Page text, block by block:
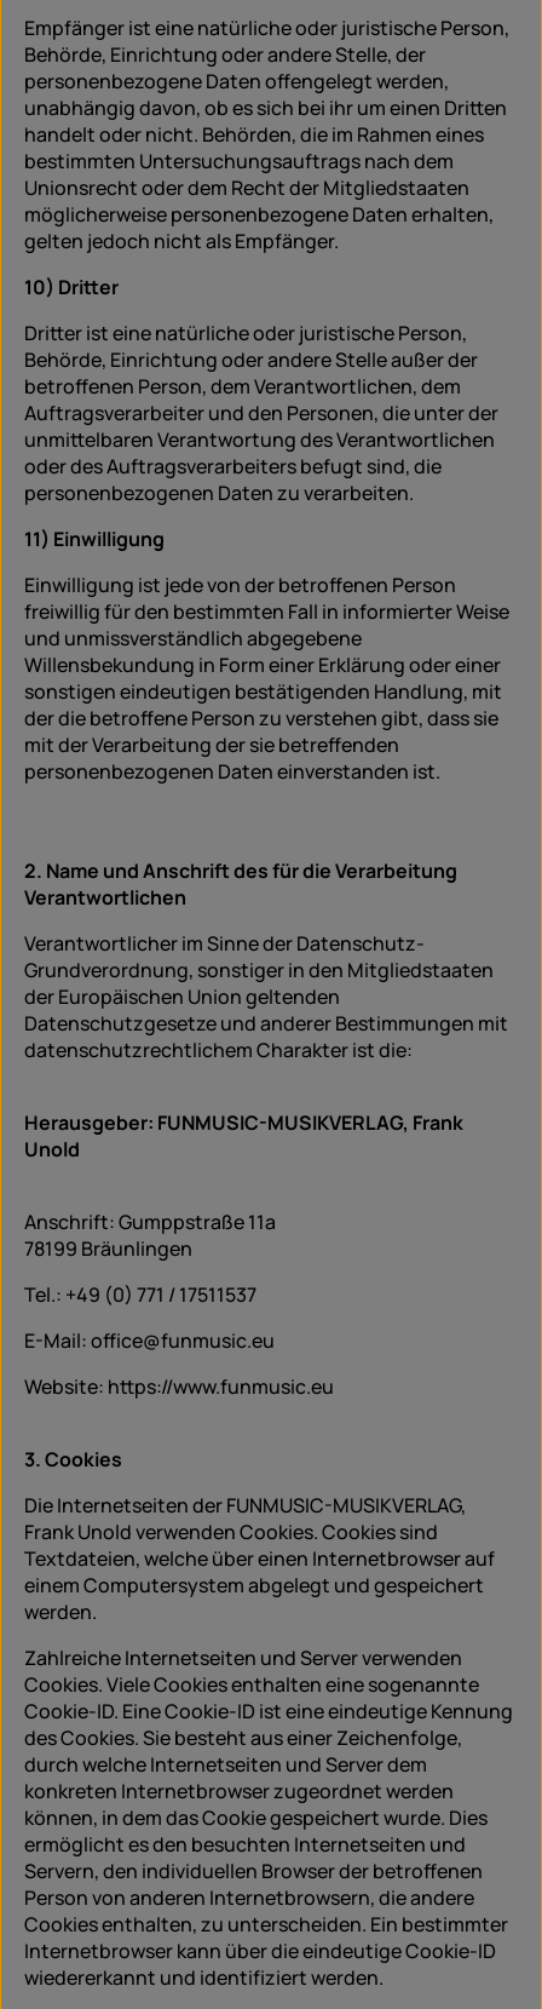
Empfänger ist eine natürliche oder juristische Person,
Behörde, Einrichtung oder andere Stelle, der
personenbezogene Daten offengelegt werden,
unabhängig davon, ob es sich bei ihr um einen Dritten
handelt oder nicht. Behörden, die im Rahmen eines
bestimmten Untersuchungsauftrags nach dem
Unionsrecht oder dem Recht der Mitgliedstaaten
möglicherweise personenbezogene Daten erhalten,
gelten jedoch nicht als Empfänger.
10) Dritter
Dritter ist eine natürliche oder juristische Person,
Behörde, Einrichtung oder andere Stelle außer der
betroffenen Person, dem Verantwortlichen, dem
Auftragsverarbeiter und den Personen, die unter der
unmittelbaren Verantwortung des Verantwortlichen
oder des Auftragsverarbeiters befugt sind, die
personenbezogenen Daten zu verarbeiten.
11) Einwilligung
Einwilligung ist jede von der betroffenen Person
freiwillig für den bestimmten Fall in informierter Weise
und unmissverständlich abgegebene
Willensbekundung in Form einer Erklärung oder einer
sonstigen eindeutigen bestätigenden Handlung, mit
der die betroffene Person zu verstehen gibt, dass sie
mit der Verarbeitung der sie betreffenden
personenbezogenen Daten einverstanden ist.
2. Name und Anschrift des für die Verarbeitung
Verantwortlichen
Verantwortlicher im Sinne der Datenschutz-
Grundverordnung, sonstiger in den Mitgliedstaaten
der Europäischen Union geltenden
Datenschutzgesetze und anderer Bestimmungen mit
datenschutzrechtlichem Charakter ist die:
Herausgeber: FUNMUSIC-MUSIKVERLAG, Frank
Unold
Anschrift: Gumppstraße 11a
78199 Bräunlingen
Tel.: +49 (0) 771 / 17511537
E-Mail: office@funmusic.eu
Website: https://www.funmusic.eu
3. Cookies
Die Internetseiten der FUNMUSIC-MUSIKVERLAG,
Frank Unold verwenden Cookies. Cookies sind
Textdateien, welche über einen Internetbrowser auf
einem Computersystem abgelegt und gespeichert
werden.
Zahlreiche Internetseiten und Server verwenden
Cookies. Viele Cookies enthalten eine sogenannte
Cookie-ID. Eine Cookie-ID ist eine eindeutige Kennung
des Cookies. Sie besteht aus einer Zeichenfolge,
durch welche Internetseiten und Server dem
konkreten Internetbrowser zugeordnet werden
können, in dem das Cookie gespeichert wurde. Dies
ermöglicht es den besuchten Internetseiten und
Servern, den individuellen Browser der betroffenen
Person von anderen Internetbrowsern, die andere
Cookies enthalten, zu unterscheiden. Ein bestimmter
Internetbrowser kann über die eindeutige Cookie-ID
wiedererkannt und identifiziert werden.